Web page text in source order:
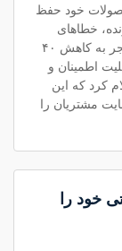
خود حفظ
خطاهای
انجام‌شده و ضایعات را به حداقل رساند که منجر به کاهش ۴۰
اطمینان و
کرد که این
مشتریان را
خود را